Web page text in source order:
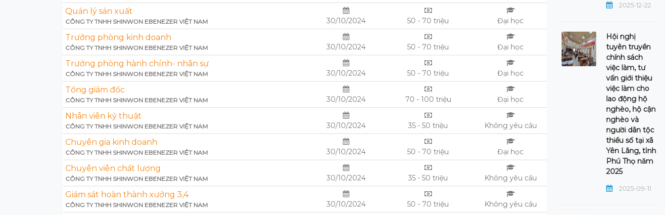
Quản lý sản xuất
CÔNG TY TNHH SHINWON EBENEZER VIỆT NAM 30/10/2024 50 - 70 triệu Đại học
Trưởng phòng kinh doanh
CÔNG TY TNHH SHINWON EBENEZER VIỆT NAM 30/10/2024 50 - 70 triệu Đại học
Trưởng phòng hành chính- nhân sự
CÔNG TY TNHH SHINWON EBENEZER VIỆT NAM 30/10/2024 50 - 70 triệu Đại học
Tổng giám đốc
CÔNG TY TNHH SHINWON EBENEZER VIỆT NAM 30/10/2024 70 - 100 triệu Đại học
Nhân viên kỹ thuật
CÔNG TY TNHH SHINWON EBENEZER VIỆT NAM 30/10/2024 35 - 50 triệu Không yêu cầu
Chuyên gia kinh doanh
CÔNG TY TNHH SHINWON EBENEZER VIỆT NAM 30/10/2024 50 - 70 triệu Đại học
Chuyên viên chất lượng
CÔNG TY TNHH SHINWON EBENEZER VIỆT NAM 30/10/2024 35 - 50 triệu Không yêu cầu
Giám sát hoàn thành xưởng 3,4
CÔNG TY TNHH SHINWON EBENEZER VIỆT NAM 30/10/2024 50 - 70 triệu Không yêu cầu
2025-12-22
Hội nghị
tuyên truyền
chính sách
việc làm, tư
vấn giới thiệu
việc làm cho
lao động hộ
nghèo, hộ cận
nghèo và
người dân tộc
thiểu số tại xã
Yên Lãng, tỉnh
Phú Thọ năm
2025
2025-09-11